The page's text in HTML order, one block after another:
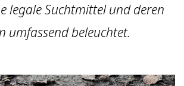
legale Suchtmittel und deren
umfassend beleuchtet.